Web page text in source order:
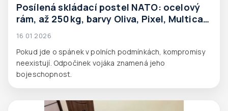
Posílená skládací postel NATO: ocelový
rám, až 250 kg, barvy Oliva, Pixel, Multicam
— Aforce
16 01 2026
Pokud jde o spánek v polních podmínkách, kompromisy
neexistují. Odpočinek vojáka znamená jeho
bojeschopnost.